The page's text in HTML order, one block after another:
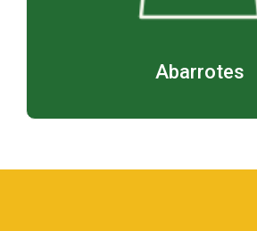
Abarrotes